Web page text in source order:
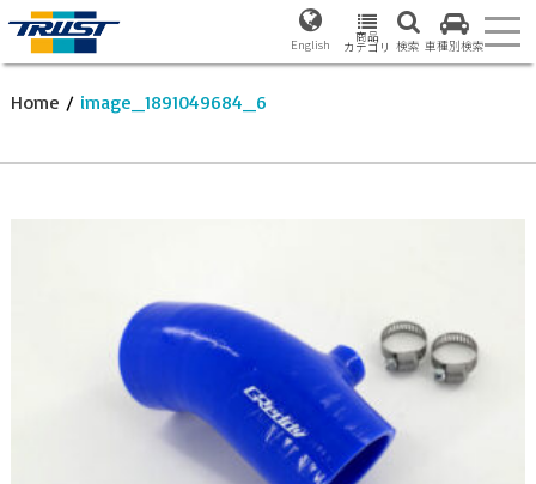
English 商品
カテゴリ 検索 車種別検索
Home / image_1891049684_6